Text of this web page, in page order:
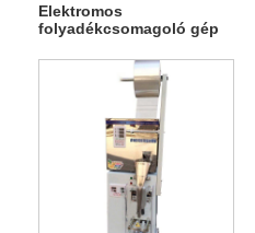
Elektromos
folyadékcsomagoló gép